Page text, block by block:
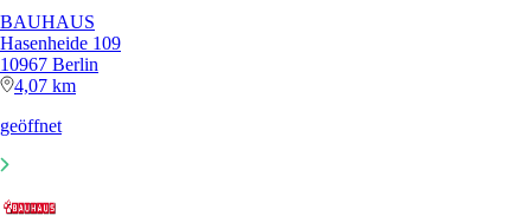
BAUHAUS
Hasenheide 109
10967 Berlin
4,07 km
geöffnet